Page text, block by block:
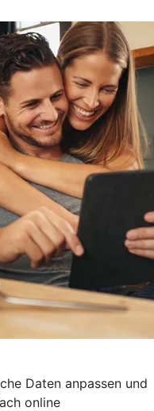
Daten anpassen und
online